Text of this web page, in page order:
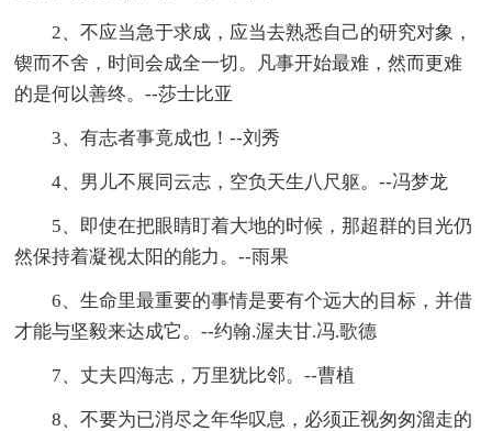
2、不应当急于求成，应当去熟悉自己的研究对象，
锲而不舍，时间会成全一切。凡事开始最难，然而更难
的是何以善终。--莎士比亚
3、有志者事竟成也！--刘秀
4、男儿不展同云志，空负天生八尺躯。--冯梦龙
5、即使在把眼睛盯着大地的时候，那超群的目光仍
然保持着凝视太阳的能力。--雨果
6、生命里最重要的事情是要有个远大的目标，并借
才能与坚毅来达成它。--约翰.渥夫甘.冯.歌德
7、丈夫四海志，万里犹比邻。--曹植
8、不要为已消尽之年华叹息，必须正视匆匆溜走的